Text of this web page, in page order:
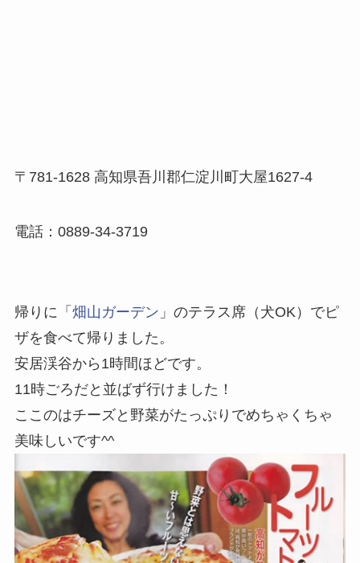
〒781-1628 高知県吾川郡仁淀川町大屋1627-4
電話：0889-34-3719
帰りに「畑山ガーデン」のテラス席（犬OK）でピ